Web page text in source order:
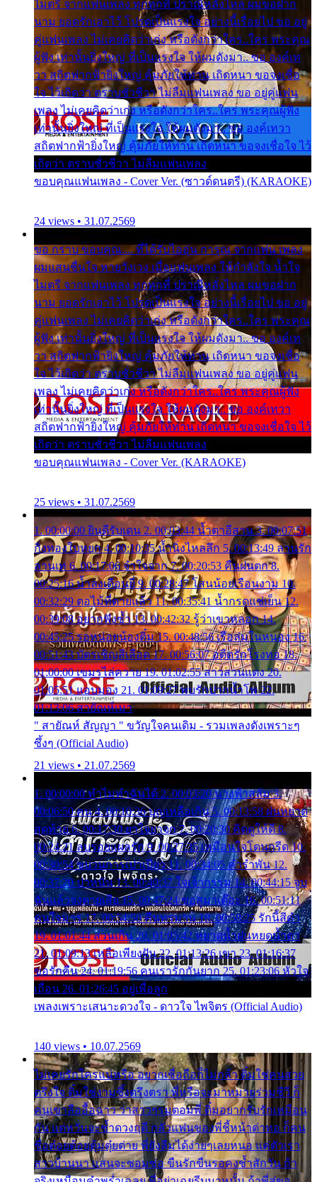
ไมตรี จากแฟนเพลง ทุกทุกที่ ปราณีหลั่งไหล ผมขอฝาก
นาม ยอดรักเอาไว้ โปรดเป็นแรงใจ อย่างนี้เรื่อยไป ขอ อยู่
คู่แฟนเพลง ไม่เคยคิดว่าเก่ง หรือดังกว่าใคร..ใคร พระคุณ
ผู้ฟัง เท่านั้นยิ่งใหญ่ ที่เป็นแรงใจ ให้ผมดังมา.. ขอ องค์เท
วา สถิตฟากฟ้ายิ่งใหญ่ คุ้มภัยให้ท่าน เถิดหนา ขอจงเชื่อ
ใจ ไว้เถิดว่า ตราบชั่วชีวา ไม่ลืมแฟนเพลง ขอ อยู่คู่แฟน
เพลง ไม่เคยคิดว่าเก่ง หรือดังกว่าใคร..ใคร พระคุณผู้ฟัง
เท่านั้นยิ่งใหญ่ ที่เป็นแรงใจ ให้ผมดังมา.. ขอ องค์เทวา
สถิตฟากฟ้ายิ่งใหญ่ คุ้มภัยให้ท่าน เถิดหนา ขอจงเชื่อใจ ไว้
เถิดว่า ตราบชั่วชีวา ไม่ลืมแฟนเพลง
ขอบคุณแฟนเพลง - Cover Ver. (ซาวด์ดนตรี) (KARAOKE)
24 views • 31.07.2569
ขอ กราบ ขอบคุณ.... ที่ได้รับไออุ่น การุณ จากแฟน เพลง
ผมแสนชื่นใจ หายวังเวง เมื่อแฟนเพลง ให้กำลังใจ น้ำใจ
ไมตรี จากแฟนเพลง ทุกทุกที่ ปราณีหลั่งไหล ผมขอฝาก
นาม ยอดรักเอาไว้ โปรดเป็นแรงใจ อย่างนี้เรื่อยไป ขอ อยู่
คู่แฟนเพลง ไม่เคยคิดว่าเก่ง หรือดังกว่าใคร..ใคร พระคุณ
ผู้ฟัง เท่านั้นยิ่งใหญ่ ที่เป็นแรงใจ ให้ผมดังมา.. ขอ องค์เท
วา สถิตฟากฟ้ายิ่งใหญ่ คุ้มภัยให้ท่าน เถิดหนา ขอจงเชื่อ
ใจ ไว้เถิดว่า ตราบชั่วชีวา ไม่ลืมแฟนเพลง ขอ อยู่คู่แฟน
เพลง ไม่เคยคิดว่าเก่ง หรือดังกว่าใคร..ใคร พระคุณผู้ฟัง
เท่านั้นยิ่งใหญ่ ที่เป็นแรงใจ ให้ผมดังมา.. ขอ องค์เทวา
สถิตฟากฟ้ายิ่งใหญ่ คุ้มภัยให้ท่าน เถิดหนา ขอจงเชื่อใจ ไว้
เถิดว่า ตราบชั่วชีวา ไม่ลืมแฟนเพลง
ขอบคุณแฟนเพลง - Cover Ver. (KARAOKE)
25 views • 31.07.2569
1. 00:00:00 ยินดีรับเดน 2. 00:03:44 น้ำตาอีสาน 3. 00:07:51
กิ่งทองใบหยก 4. 00:10:35 น้ำนิ่งไหลลึก 5. 00:13:49 ลานรัก
ลานเท 6. 00:17:06 จำใจจาก 7. 00:20:53 คืนฝนตก 8.
00:25:16 น้ำลงเดือนยี่ 9. 00:28:47 โสนน้อยเรือนงาม 10.
00:32:29 ตอไม้ที่ตายแล้ว 11. 00:35:41 น้ำกรดแช่เย็น 12.
00:39:08 อยากฟังซ้ำ 13. 00:42:32 รู้ว่าเขาหลอก 14.
00:45:25 รอหน่อยน้องติ๋ม 15. 00:48:56 เรือล่มในหนอง 16.
00:51:43 บัตรเชิญสีเลือด 17. 00:56:07 อดีตรักโรงทอ 18.
01:00:00 เขมรไล่ควาย 19. 01:02:55 สาวสวนแตง 20.
01:05:51 แอบมอง 21. 01:09:27 พบรักปากน้ำโพ 22.
01:13:06 สายัณห์เมา
" สายัณห์ สัญญา " ขวัญใจคนเดิม - รวมเพลงดังเพราะๆ
ซึ้งๆ (Official Audio)
21 views • 21.07.2569
1. 00:00:00 ทำไมทำฉันได้ 2. 00:03:20 นางฟ้าสลัม 3.
00:06:50 คน 4. 00:10:36 บุญเหลือเกิน 5. 00:13:58 ฝนหยาด
สุดท้าย 6. 00:17:30 ยาใจยาจก 7. 00:20:30 คิดดูให้ดี 8.
00:24:21 ลบรอยแผลรัก 9. 00:27:35 เหมือนใจโดนกรีด 10.
00:30:54 ขบวนการเปาเปียว 11. 00:34:05 คำรำพัน 12.
00:37:20 ปาหนัน 13. 00:40:37 ใจเจ้ากรรม 14. 00:44:15 จูบ
ฉันแล้วจงตายเสีย 15. 00:47:24 ขอสูมาเต๊อะ 16. 00:51:11
คนใจมาร 17. 00:54:50 คืนทรมาน 18. 00:58:25 รักนี้สีดำ
19. 01:01:44 ส่วนเกิน 20. 01:05:42 หยาดน้ำฝนหยดน้ำตา
21. 01:09:13 เหลือเพียงฝัน 22. 01:13:26 เขา 23. 01:16:37
ขอรักคืน 24. 01:19:56 คนเรารักกันยาก 25. 01:23:06 หัวใจ
เถื่อน 26. 01:26:45 อยู่เพื่อลูก
เพลงเพราะเสนาะดวงใจ - ดาวใจ ไพจิตร (Official Audio)
140 views • 10.07.2569
ไม่เคยรักใครแน่หรือ อยากเชื่อถือก็ไม่กล้า ติ๋มใช่คนสวย
ตรึงใจ ติ๋มใช่งามซึ้งตรึงตรา พี่หรือจะมาหมายร่วมชีวี ก็
คนเขาลืออื้อฉาว ว่าสาวๆรุมตอมพี่ ติ๋มอยากรับรักเหมือน
กัน แต่หวั่นจะช้ำดวงฤดี กลัวแฟนของพี่ชี้หน้าด่าทอ ก็คน
ชื่อต๋อยต้อยตุ้มตุ๋ยต่าย พี่ยังลืมได้ง่ายๆเลยหนอ แค่ตัวเรา
สาวบ้านนา แสนจะซอมซ่อ ขืนรักขืนรอคงช้ำสักวัน ถ้า